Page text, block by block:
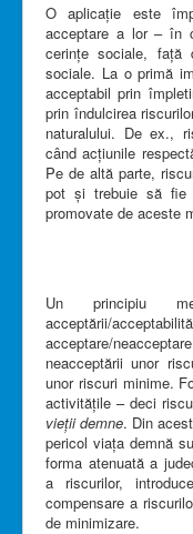
O aplicație este
acceptare a lor – în
cerințe sociale,
sociale. La o primă
acceptabil prin
prin îndulcirea
naturalului. De ex.,
când acțiunile
Pe de altă parte,
pot și trebuie să fie
promovate de aceste
Un principiu
acceptării/
acceptare/
neacceptării unor
unor riscuri minime.
activitățile – deci
vieții demne. Din
pericol viața demnă
forma atenuată a
a riscurilor,
compensare a
de minimizare.